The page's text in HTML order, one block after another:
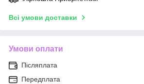
Всі умови доставки
Умови оплати
Післяплата
Передплата